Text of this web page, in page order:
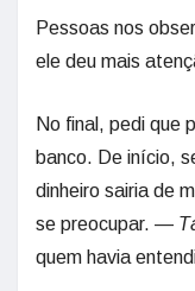
Pessoas nos
ele deu mais
No final, pedi que
banco. De início,
dinheiro sairia de
se preocupar. —
quem havia